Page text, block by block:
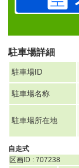
駐車場詳細
駐車場ID
駐車場名称
駐車場所在地
自走式
区画ID : 707238